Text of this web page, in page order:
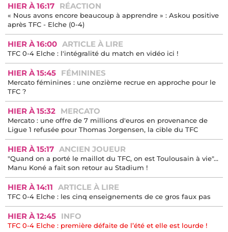
HIER À 16:17 RÉACTION
« Nous avons encore beaucoup à apprendre » : Askou positive
après TFC - Elche (0-4)
HIER À 16:00 ARTICLE À LIRE
TFC 0-4 Elche : l'intégralité du match en vidéo ici !
HIER À 15:45 FÉMININES
Mercato féminines : une onzième recrue en approche pour le
TFC ?
HIER À 15:32 MERCATO
Mercato : une offre de 7 millions d'euros en provenance de
Ligue 1 refusée pour Thomas Jorgensen, la cible du TFC
HIER À 15:17 ANCIEN JOUEUR
"Quand on a porté le maillot du TFC, on est Toulousain à vie"...
Manu Koné a fait son retour au Stadium !
HIER À 14:11 ARTICLE À LIRE
TFC 0-4 Elche : les cinq enseignements de ce gros faux pas
HIER À 12:45 INFO
TFC 0-4 Elche : première défaite de l’été et elle est lourde !